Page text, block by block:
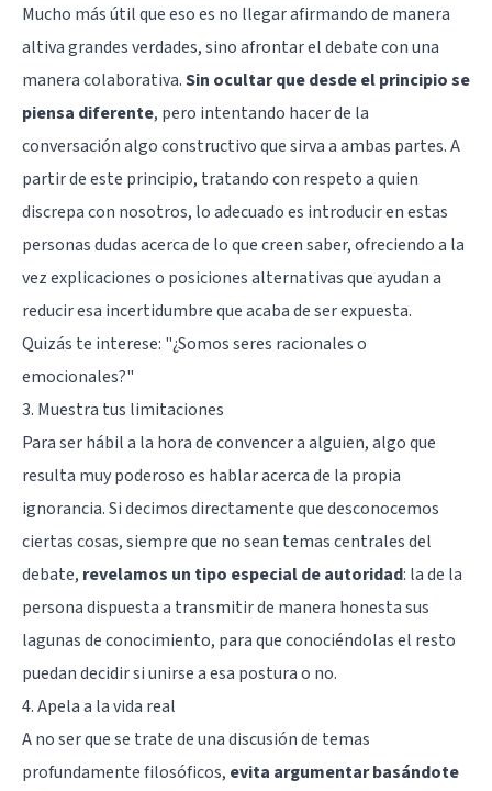
Mucho más útil que eso es no llegar afirmando de manera
altiva grandes verdades, sino afrontar el debate con una
manera colaborativa.Sin ocultar que desde el principio se
piensa diferente, pero intentando hacer de la
conversación algo constructivo que sirva a ambas partes. A
partir de este principio, tratando con respeto a quien
discrepa con nosotros, lo adecuado es introducir en estas
personas dudas acerca de lo que creen saber, ofreciendo a la
vez explicaciones o posiciones alternativas que ayudan a
reducir esa incertidumbre que acaba de ser expuesta.
Quizás te interese: "¿Somos seres racionales o
emocionales?"
3. Muestra tus limitaciones
Para ser hábil a la hora de convencer a alguien, algo que
resulta muy poderoso es hablar acerca de la propia
ignorancia. Si decimos directamente que desconocemos
ciertas cosas, siempre que no sean temas centrales del
debate, revelamos un tipo especial de autoridad: la de la
persona dispuesta a transmitir de manera honesta sus
lagunas de conocimiento, para que conociéndolas el resto
puedan decidir si unirse a esa postura o no.
4. Apela a la vida real
A no ser que se trate de una discusión de temas
profundamente filosóficos, evita argumentar basándote